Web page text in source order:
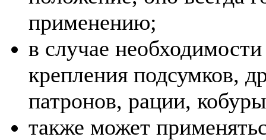
применению;
в случае
крепления подсумков,
патронов, рации,
также может